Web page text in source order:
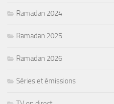
Ramadan 2024
Ramadan 2025
Ramadan 2026
Séries et émissions